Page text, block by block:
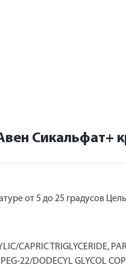
Сикальфат+
от 5 до 25 градусов
CAPRIC TRIGLYCERIDE,
PEG-22/DODECYL GLYCOL